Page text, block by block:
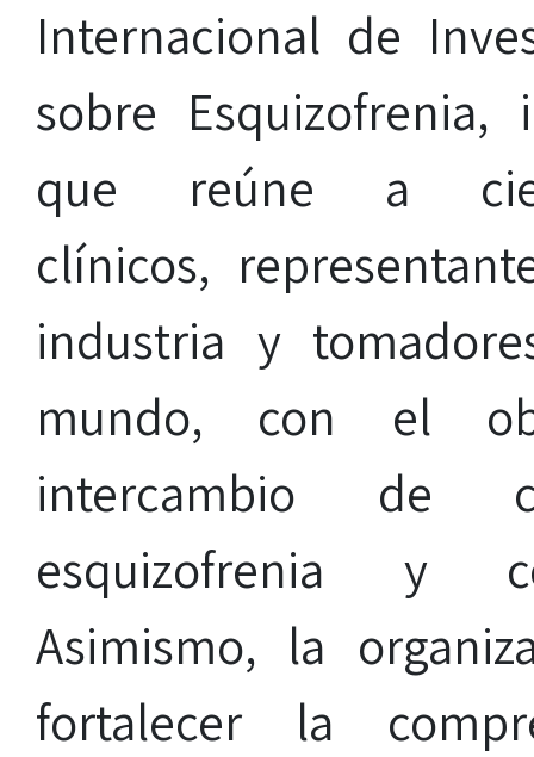
Internacional de
sobre Esquizofrenia,
que reúne a
clínicos,
industria y
mundo, con el
intercambio de
esquizofrenia y
Asimismo, la
fortalecer la